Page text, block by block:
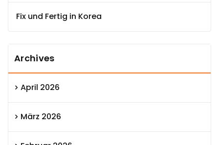
Fix und Fertig in Korea
Archives
April 2026
März 2026